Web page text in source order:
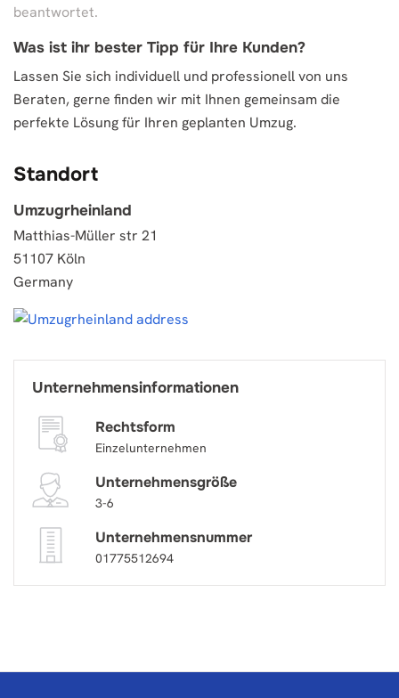
beantwortet.
Was ist ihr bester Tipp für Ihre Kunden?
Lassen Sie sich individuell und professionell von uns
Beraten, gerne finden wir mit Ihnen gemeinsam die
perfekte Lösung für Ihren geplanten Umzug.
Standort
Umzugrheinland
Matthias-Müller str 21
51107 Köln
Germany
Unternehmensinformationen
Rechtsform
Einzelunternehmen
Unternehmensgröße
3-6
Unternehmensnummer
01775512694